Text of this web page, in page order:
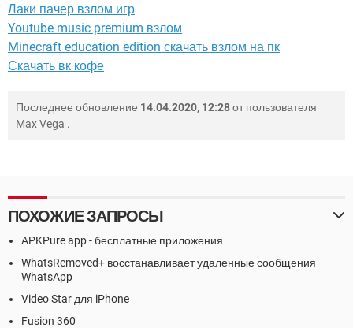
Лаки пачер взлом игр
Youtube music premium взлом
Minecraft education edition скачать взлом на пк
Скачать вк кофе
Последнее обновление 14.04.2020, 12:28от пользователя
Max Vega .
ПОХОЖИЕ ЗАПРОСЫ
APKPure app - бесплатные приложения
WhatsRemoved+ восстанавливает удаленные сообщения
WhatsApp
Video Star для iPhone
Fusion 360